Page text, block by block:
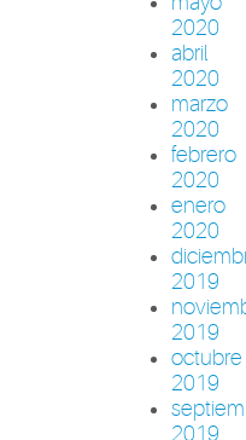
2020
abril
2020
marzo
2020
febrero
2020
enero
2020
2019
2019
octubre
2019
2019